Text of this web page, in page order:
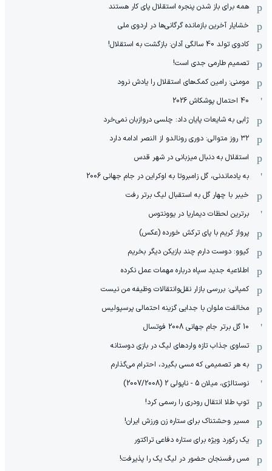
همه برای باز شدن پنجره استقلال پای کار هستند
خشایار آخرین بازمانده گرگانی‌ها در اردوی ملی
کادوی تولد 40 سالگی آدان: بازگشت به استقلال!
تصمیم طارمی جدی است!
مومنی: رامین کمک‌های استقلال را یادش نرود
40 احتمال پوشکاش 2026
ژابی به شایعات پایان داد: چلسی دروازبان نمی‌خرد
۳۲ روز متوالی: دوری رونالدو از النصر ادامه دارد
استقلال به دنبال میزبانی در شهر قدس
به یادماندنی، گل زامبروتا به اوکراین در جام جهانی 2006
خیبر با چهار گل به استقبال لیگ برتر رفت
برترین لحظات دیماریا در یوونتوس
پرواز کریم با پای ترکش خورده (عکس)
کیوو: دوست دارم چند بازیکن دیگر بخریم
اطلاعیه جدید سپاه درباره مهمات عمل نکرده
کمپانی: بررسی بازار نقل‌وانتقالات وظیفه من نیست
مخالفت ملوان با جدایی گزینه احتمالی پرسپولیس
10 گل برتر جام جهانی 2008 فوتسال
تساوی جذاب تازه واردهای لیگ در بازی دوستانه
به هر تصمیمی که مسی بگیرد، احترام می‌گذارم
نوستالژی، میلان 5 - ناپولی 2 (2007/2008)
توپ طلا انتقال رودری را رسمی کرد!
مسیر وحشتناک برای ستاره زن ورزش ایران!
یک رکورد ویژه برای ستاره دفاعی تراکتور
مس رفسنجان حضور در لیگ یک را پذیرفت!